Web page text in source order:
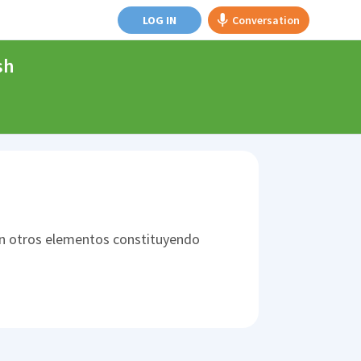
LOG IN Conversation
otros elementos constituyendo